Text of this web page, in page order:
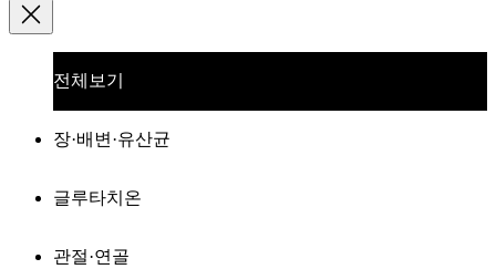
전체보기
장·배변·유산균
글루타치온
관절·연골